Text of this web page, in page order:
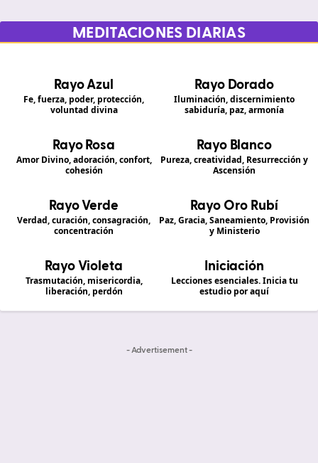
MEDITACIONES DIARIAS
Rayo Azul
Fe, fuerza, poder, protección,
voluntad divina
Rayo Dorado
Iluminación, discernimiento
sabiduría, paz, armonía
Rayo Rosa
Amor Divino, adoración, confort,
cohesión
Rayo Blanco
Pureza, creatividad, Resurrección y
Ascensión
Rayo Verde
Verdad, curación, consagración,
concentración
Rayo Oro Rubí
Paz, Gracia, Saneamiento, Provisión
y Ministerio
Rayo Violeta
Trasmutación, misericordia,
liberación, perdón
Iniciación
Lecciones esenciales. Inicia tu
estudio por aquí
- Advertisement -